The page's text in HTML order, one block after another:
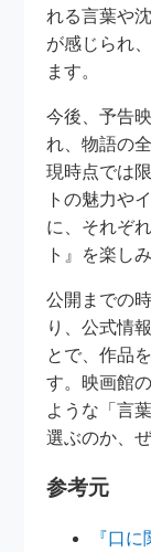
れる言葉や
が感じられ
ます。
今後、予告
れ、物語の
現時点では
トの魅力や
に、それぞ
ト』を楽し
公開までの
り、公式情
とで、作品
す。映画館
ような「言
選ぶのか、
参考元
『口